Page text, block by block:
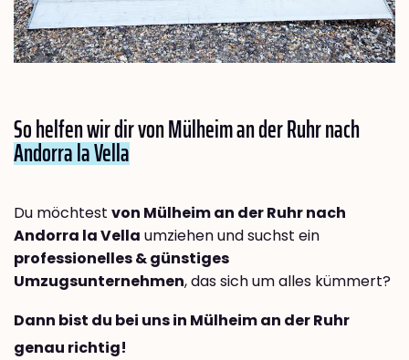
So helfen wir dir von Mülheim an der Ruhr nach
Andorra la Vella
Du möchtest von Mülheim an der Ruhr nach
Andorra la Vella umziehen und suchst ein
professionelles & günstiges
Umzugsunternehmen, das sich um alles kümmert?
Dann bist du bei uns in Mülheim an der Ruhr
genau richtig!